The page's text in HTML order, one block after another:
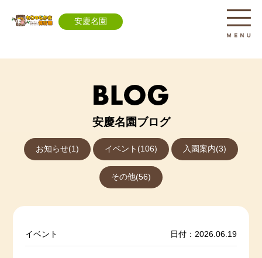
安慶名園
安慶名園ブログ
お知らせ(1) イベント(106) 入園案内(3)
その他(56)
イベント 日付：2026.06.19